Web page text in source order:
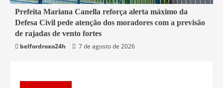
1 min read
Belford Roxo
Prefeita Mariana Canella reforça alerta máximo da
Defesa Civil pede atenção dos moradores com a previsão
de rajadas de vento fortes
belfordroxo24h
7 de agosto de 2026